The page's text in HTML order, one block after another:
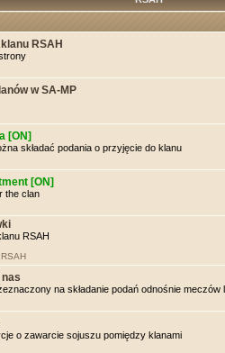
RSAH
w SA-MP
[ON]
składać podania o przyjęcie do klanu
[ON]
the clan
RSAH
na składanie podań odnośnie
o zawarcie sojuszu pomiędzy klanami